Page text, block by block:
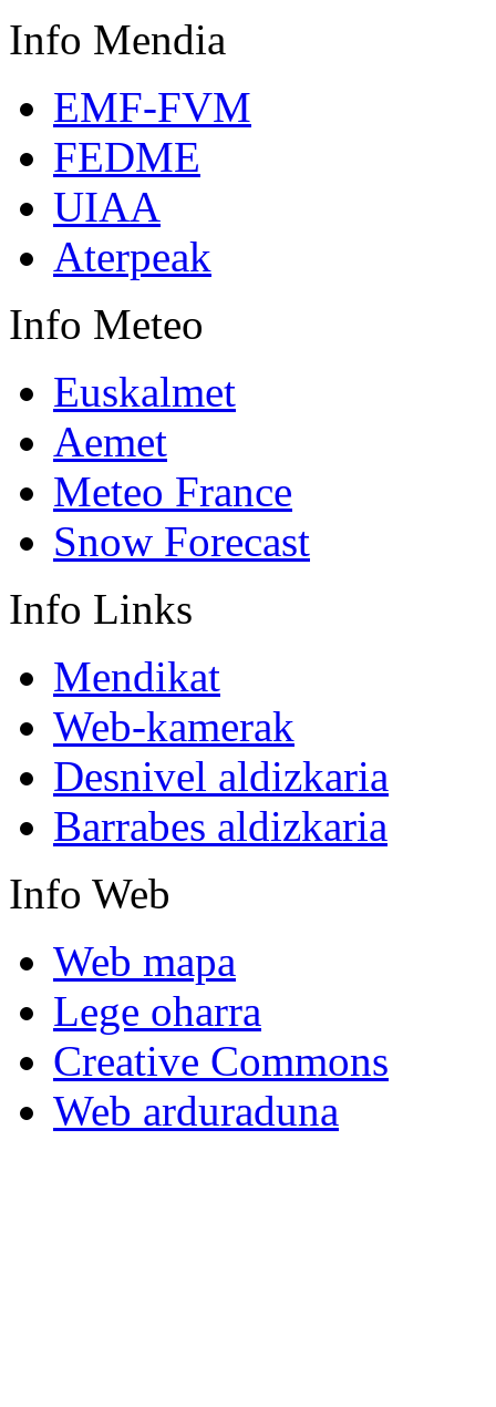
Info Mendia
EMF-FVM
FEDME
UIAA
Aterpeak
Info Meteo
Euskalmet
Aemet
Meteo France
Snow Forecast
Info Links
Mendikat
Web-kamerak
Desnivel aldizkaria
Barrabes aldizkaria
Info Web
Web mapa
Lege oharra
Creative Commons
Web arduraduna